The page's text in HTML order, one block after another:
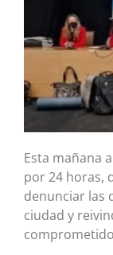
Esta mañana
por 24 horas,
denunciar las
ciudad y